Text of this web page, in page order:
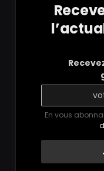
En vous